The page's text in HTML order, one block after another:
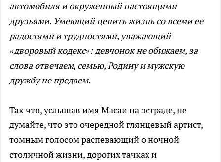
автомобиля и окруженный настоящими
друзьями. Умеющий ценить жизнь со всеми ее
радостями и трудностями, уважающий
«дворовый кодекс»: девчонок не обижаем, за
слова отвечаем, семью, Родину и мужскую
дружбу не предаем.
Так что, услышав имя Масаи на эстраде, не
думайте, что это очередной глянцевый артист,
томным голосом распевающий о ночной
столичной жизни, дорогих тачках и